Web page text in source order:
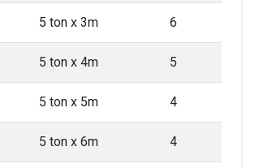
5 ton x 3m 6
5 ton x 4m 5
5 ton x 5m 4
5 ton x 6m 4